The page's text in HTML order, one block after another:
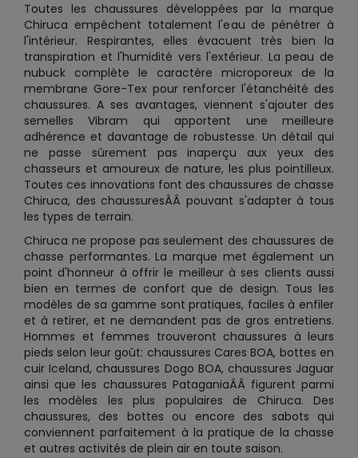
Toutes les chaussures développées par la marque
Chiruca empêchent totalement l'eau de pénétrer à
l'intérieur. Respirantes, elles évacuent très bien la
transpiration et l'humidité vers l'extérieur. La peau de
nubuck complète le caractère microporeux de la
membrane Gore-Tex pour renforcer l'étanchéité des
chaussures. A ses avantages, viennent s'ajouter des
semelles Vibram qui apportent une meilleure
adhérence et davantage de robustesse. Un détail qui
ne passe sûrement pas inaperçu aux yeux des
chasseurs et amoureux de nature, les plus pointilleux.
Toutes ces innovations font des chaussures de chasse
Chiruca, des chaussuresÂÂ pouvant s'adapter à tous
les types de terrain.
Chiruca ne propose pas seulement des chaussures de
chasse performantes. La marque met également un
point d'honneur à offrir le meilleur à ses clients aussi
bien en termes de confort que de design. Tous les
modèles de sa gamme sont pratiques, faciles à enfiler
et à retirer, et ne demandent pas de gros entretiens.
Hommes et femmes trouveront chaussures à leurs
pieds selon leur goût: chaussures Cares BOA, bottes en
cuir Iceland, chaussures Dogo BOA, chaussures Jaguar
ainsi que les chaussures PataganiaÂÂ figurent parmi
les modèles les plus populaires de Chiruca. Des
chaussures, des bottes ou encore des sabots qui
conviennent parfaitement à la pratique de la chasse
et autres activités de plein air en toute saison.